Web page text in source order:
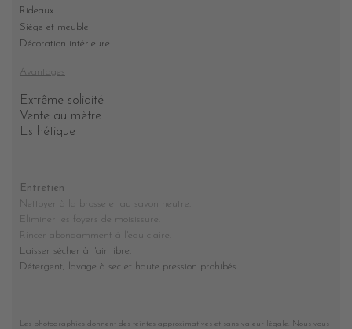
Rideaux
Siège et meuble
Décoration intérieure
Avantages
Extrême solidité
Vente au mètre
Esthétique
Entretien
Nettoyer à la brosse et au savon neutre.
Eliminer les foyers de moisissure.
Rincer abondamment à l'eau claire.
Laisser sécher à l'air libre.
Détergent, lavage à sec et haute pression prohibés
Les photographies donnent des teintes approximatives et sans valeur légale. Nous vous